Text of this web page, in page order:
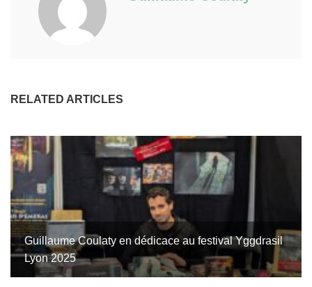
RELATED ARTICLES
Guillaume Coulaty en dédicace au festival Yggdrasil
Lyon 2025